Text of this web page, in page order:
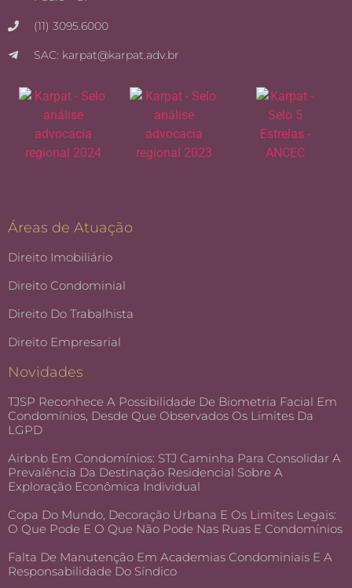
(11) 3095.6000
SAC: karpat@karpat.adv.br
Áreas de Atuação
Direito Imobiliário
Direito Condominial
Direito Do Trabalhista
Direito Empresarial
Novidades
TJSP Reconhece A Possibilidade De Biometria Facial Em
Condomínios, Desde Que Observados Os Limites Da
LGPD
Airbnb Em Condomínios: STJ Caminha Para Consolidar A
Prevalência Da Destinação Residencial Sobre A
Exploração Econômica Individual
Copa Do Mundo, Decoração Urbana E Os Limites Legais:
O Que Pode E O Que Não Pode Nas Ruas E Condomínios
Falta De Manutenção Em Academias Condominiais E A
Responsabilidade Do Síndico